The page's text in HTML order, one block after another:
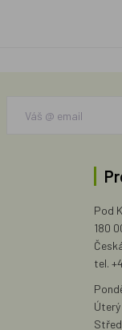
Pod
180
tel.